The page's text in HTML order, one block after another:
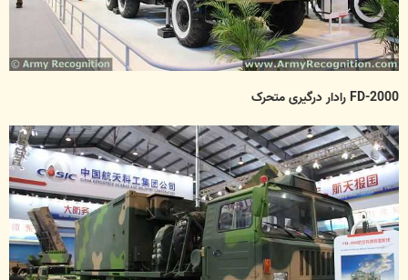
FD-2000 رادار درگیری متحرک